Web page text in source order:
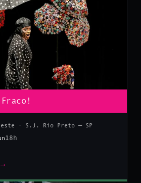
· S.J. Rio Preto — SP
18h
→